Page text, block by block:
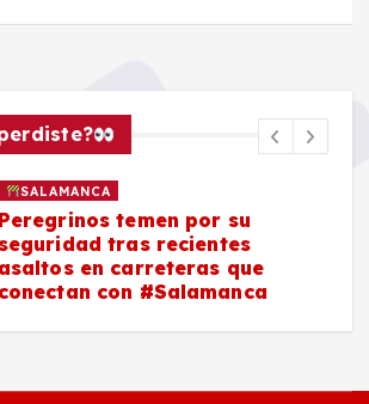
SALAMANCA
Peregrinos temen por su
tras recientes
asaltos en carreteras que
conectan con #Salamanca